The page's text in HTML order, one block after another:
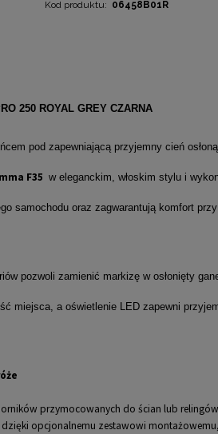
Kod produktu: 06458B01R
250 ROYAL GREY CZARNA
pod zapewniającą przyjemny cień
F35 w eleganckim, włoskim stylu i
samochodu oraz zagwarantują komfort
pozwoli zamienić markizę w osłonięty
miejsca, a oświetlenie LED zapewni
przymocowanych do ścian lub
opcjonalnemu zestawowi